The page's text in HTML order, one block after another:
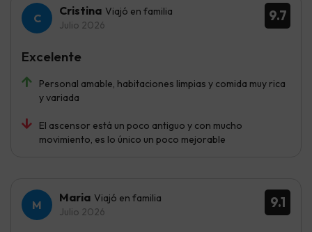
9.7
Cristina Viajó en familia
Julio 2026
Personal amable, habitaciones limpias y comida muy rica
y variada
El ascensor está un poco antiguo y con mucho
movimiento, es lo único un poco mejorable
Excelente
9.1
Maria Viajó en familia
Julio 2026